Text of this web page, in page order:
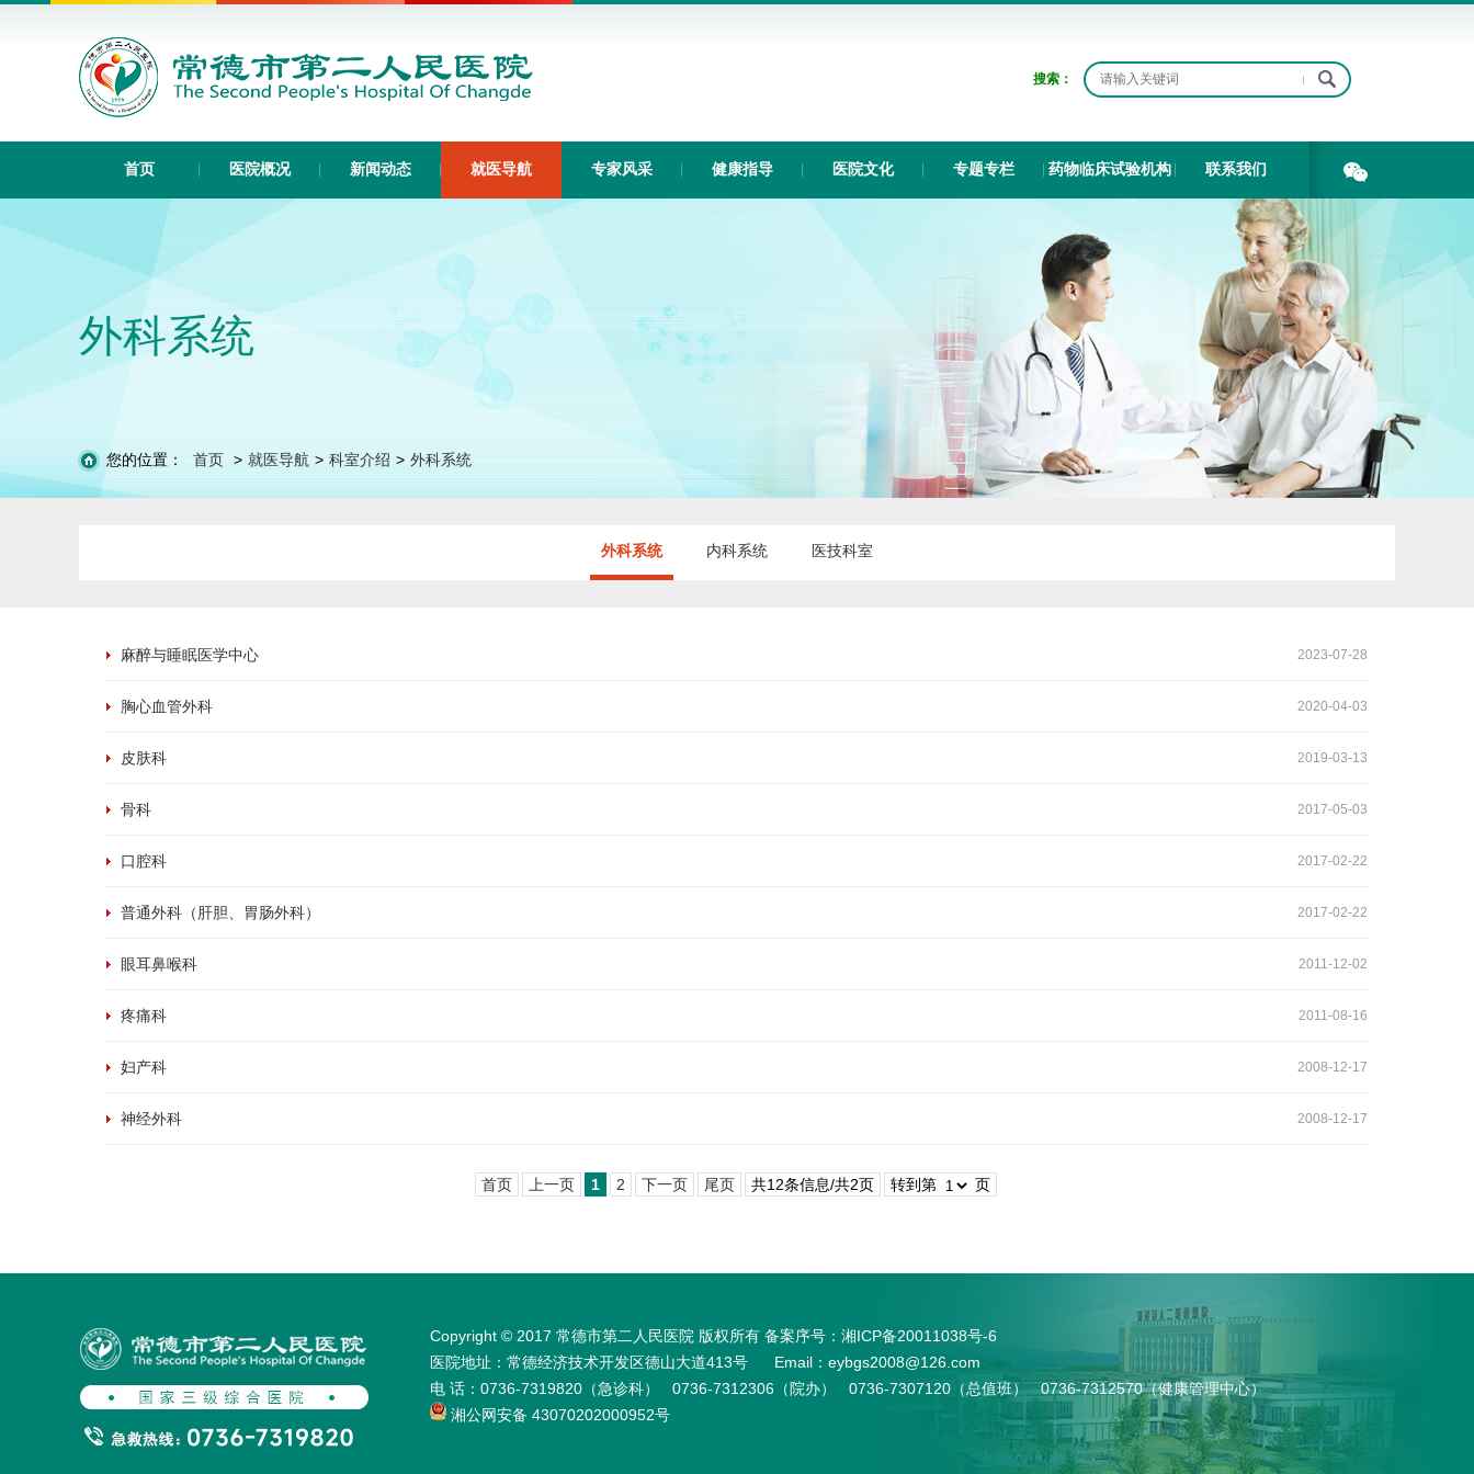
搜索：
首页 医院概况 新闻动态 就医导航 专家风采 健康指导 医院文化 专题专栏 药物临床试验机构 联系我们
外科系统
您的位置： 首页 > 就医导航 > 科室介绍 > 外科系统
外科系统 内科系统 医技科室
2023-07-28
麻醉与睡眠医学中心
2020-04-03
胸心血管外科
2019-03-13
皮肤科
2017-05-03
骨科
2017-02-22
口腔科
2017-02-22
普通外科（肝胆、胃肠外科）
2011-12-02
眼耳鼻喉科
2011-08-16
疼痛科
2008-12-17
妇产科
2008-12-17
神经外科
首页 上一页 1 2 下一页 尾页 共12条信息/共2页 转到第 页
Copyright © 2017 常德市第二人民医院 版权所有 备案序号： 湘ICP备20011038号-6
医院地址：常德经济技术开发区德山大道413号 Email：eybgs2008@126.com
电 话：0736-7319820（急诊科） 0736-7312306（院办） 0736-7307120（总值班） 0736-7312570（健康管理中心）
湘公网安备 43070202000952号